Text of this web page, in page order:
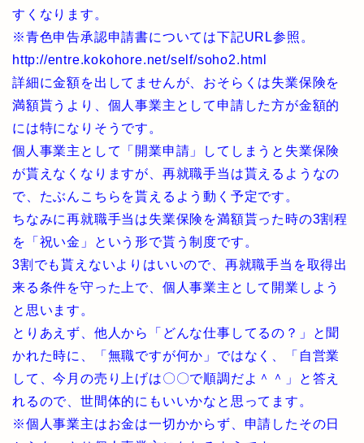
すくなります。
※青色申告承認申請書については下記URL参照。
http://entre.kokohore.net/self/soho2.html
詳細に金額を出してませんが、おそらくは失業保険を
満額貰うより、個人事業主として申請した方が金額的
には特になりそうです。
個人事業主として「開業申請」してしまうと失業保険
が貰えなくなりますが、再就職手当は貰えるようなの
で、たぶんこちらを貰えるよう動く予定です。
ちなみに再就職手当は失業保険を満額貰った時の3割程
を「祝い金」という形で貰う制度です。
3割でも貰えないよりはいいので、再就職手当を取得出
来る条件を守った上で、個人事業主として開業しよう
と思います。
とりあえず、他人から「どんな仕事してるの？」と聞
かれた時に、「無職ですが何か」ではなく、「自営業
して、今月の売り上げは〇〇で順調だよ＾＾」と答え
れるので、世間体的にもいいかなと思ってます。
※個人事業主はお金は一切かからず、申請したその日